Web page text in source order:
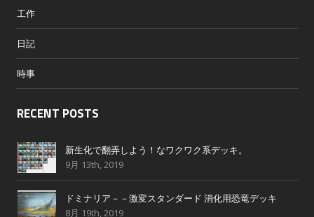
工作
日記
時事
RECENT POSTS
新生化で翻弄しよう！なワクワク系デッキ。
9月 13th, 2019
ドミナリア－－激変スタンダード 消化用恐竜デッキ
8月 19th, 2019